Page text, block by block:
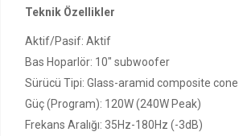
Teknik Özellikler
Aktif/Pasif: Aktif
Bas Hoparlör: 10" subwoofer
Sürücü Tipi: Glass-aramid composite cone
Güç (Program): 120W (240W Peak)
Frekans Aralığı: 35Hz-180Hz (-3dB)